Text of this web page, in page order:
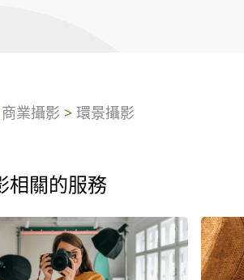
商業攝影 > 環景攝影
相關的服務